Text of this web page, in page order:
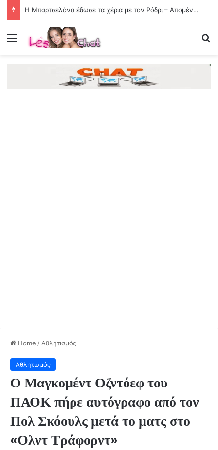
Η Μπαρτσελόνα έδωσε τα χέρια με τον Ρόδρι – Απομένει η συμφωνία με την Μάντσεστερ Σίτι
Menu
Home / Αθλητισμός
Αθλητισμός
Ο Μαγκομέντ Οζντόεφ του
ΠΑΟΚ πήρε αυτόγραφο από τον
Πολ Σκόουλς μετά το ματς στο
«Ολντ Τράφορντ»